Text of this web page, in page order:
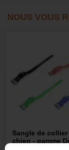
NOUS VOUS
Sangle de
chien - gamme